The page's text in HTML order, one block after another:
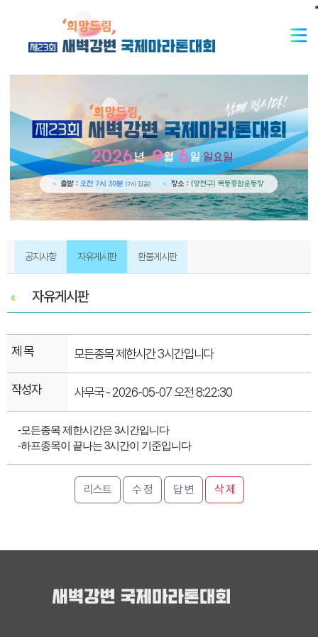
공지사항 자유게시판 환불게시판
자유게시판
제 목 모든종목 제한시간 3시간입니다
작성자 사무국 - 2026-05-07 오전 8:22:30
-모든종목 제한시간은 3시간입니다
-하프종목이 끝나는 3시간이 기준입니다
리스트 수 정 답 변 삭 제